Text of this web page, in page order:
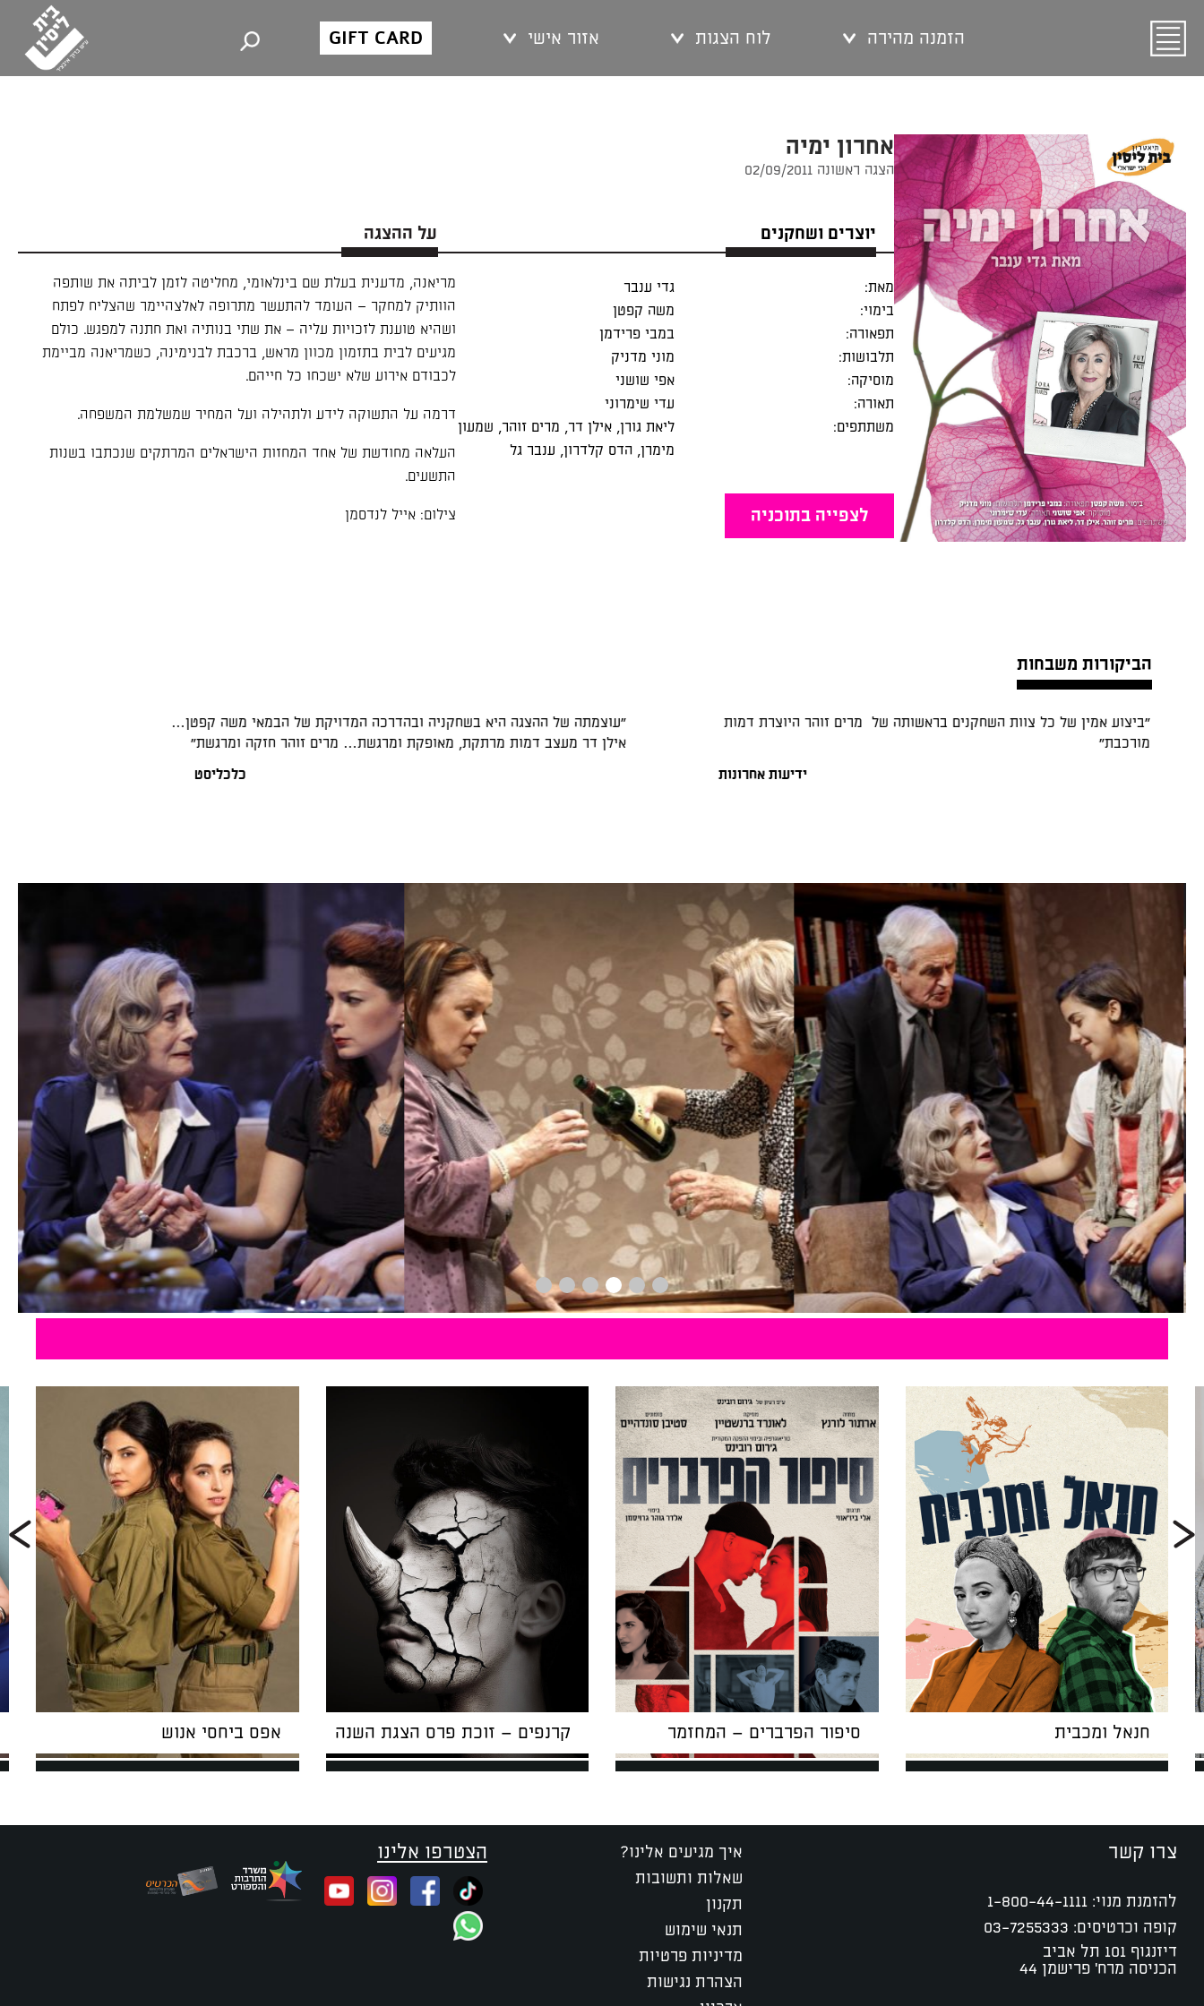
הזמנה מהירה לוח הצגות אזור אישי GIFT CARD
אחרון ימיה
הצגה ראשונה 02/09/2011
על ההצגה
מריאנה, מדענית בעלת שם בינלאומי, מחליטה לזמן לביתה את שותפה
הוותיק למחקר – העומד להתעשר מתרופה לאלצהיימר שהצליח לפתח
ושהיא טוענת לזכויות עליה – את שתי בנותיה ואת חתנה למפגש. כולם
מגיעים לבית בתזמון מכוון מראש, ברכבת לבנימינה, כשמריאנה מביימת
לכבודם אירוע שלא ישכחו כל חייהם.
דרמה על התשוקה לידע ולתהילה ועל המחיר שמשלמת המשפחה.
העלאה מחודשת של אחד המחזות הישראלים המרתקים שנכתבו בשנות
התשעים.
צילום: אייל לנדסמן
יוצרים ושחקנים
מאת:
גדי ענבר
בימוי:
משה קפטן
תפאורה:
במבי פרידמן
תלבושות:
מוני מדניק
מוסיקה:
אפי שושני
תאורה:
עדי שימרוני
משתתפים:
ליאת גורן אילן דר מרים זוהר
שמעון
מימרן
הדס קלדרון ענבר גל
לצפייה בתוכניה
הביקורות משבחות
"ביצוע אמין של כל צוות השחקנים בראשותה של מרים זוהר היוצרת דמות
מורכבת"
ידיעות אחרונות
"עוצמתה של ההצגה היא בשחקניה ובהדרכה המדויקת של הבמאי משה קפטן…
אילן דר מעצב דמות מרתקת, מאופקת ומרגשת… מרים זוהר חזקה ומרגשת"
כלכליסט
חנאל ומכבית סיפור הפרברים – המחזמר קרנפים – זוכת פרס הצגת השנה אפס ביחסי אנוש
צרו קשר
להזמנת מנוי: 1-800-44-1111
קופה וכרטיסים: 03-7255333
דיזנגוף 101 תל אביב
הכניסה מרח' פרישמן 44
איך מגיעים אלינו?
שאלות ותשובות
תקנון
תנאי שימוש
מדיניות פרטיות
הצהרת נגישות
הצטרפו אלינו